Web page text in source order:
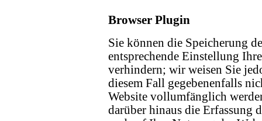
Browser Plugin
Sie können die Speicherung
entsprechende Einstellung
verhindern; wir weisen Sie
diesem Fall gegebenenfalls
Website vollumfänglich
darüber hinaus die Erfassung